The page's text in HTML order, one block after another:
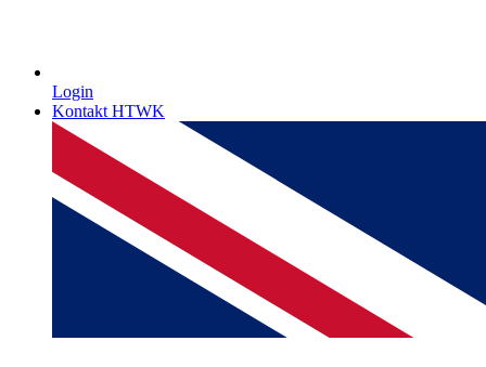
Login
Kontakt HTWK